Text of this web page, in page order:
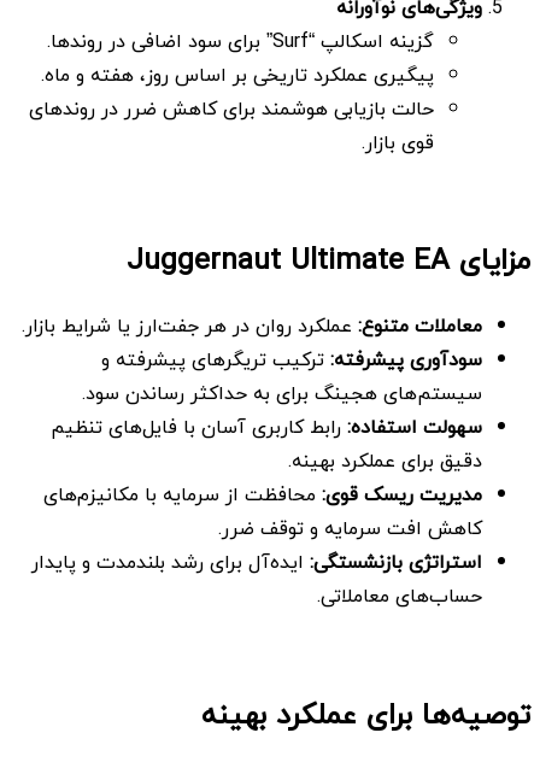
گزینه اسکالپ “Surf” برای سود اضافی در روندها.
پیگیری عملکرد تاریخی بر اساس روز، هفته و ماه.
حالت بازیابی هوشمند برای کاهش ضرر در روندهای
قوی بازار.
مزایای Juggernaut Ultimate EA
معاملات متنوع: عملکرد روان در هر جفت‌ارز یا شرایط بازار.
سودآوری پیشرفته:ترکیب تریگرهای پیشرفته و
سیستم‌های هجینگ برای به حداکثر رساندن سود.
سهولت استفاده:رابط کاربری آسان با فایل‌های تنظیم
دقیق برای عملکرد بهینه.
مدیریت ریسک قوی: محافظت از سرمایه با مکانیزم‌های
کاهش افت سرمایه و توقف ضرر.
استراتژی بازنشستگی: ایده‌آل برای رشد بلندمدت و پایدار
حساب‌های معاملاتی.
توصیه‌ها برای عملکرد بهینه